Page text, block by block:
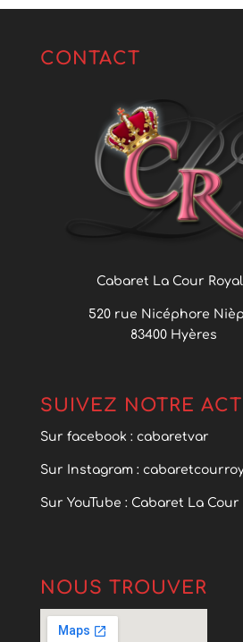
CONTACT
Cabaret La Cour
520 rue Nicéphore
83400 Hyères
SUIVEZ NOTRE
Sur facebook : cabaretvar
Sur Instagram :
Sur YouTube : Cabaret La Cour
NOUS TROUVER